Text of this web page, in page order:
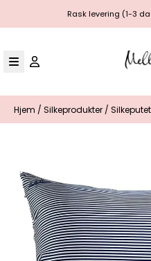
Hopp til innholdRask levering (1-3
Hjem / Silkeprodukter /